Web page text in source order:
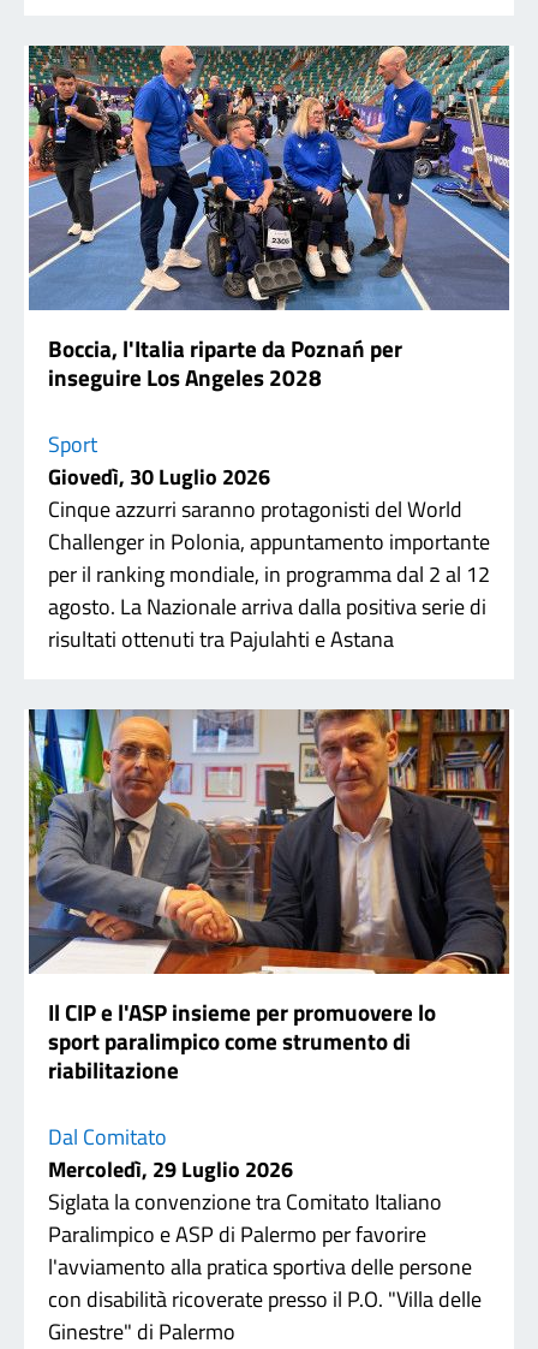
Boccia, l'Italia riparte da Poznań per
inseguire Los Angeles 2028
Sport
Giovedì, 30 Luglio 2026
Cinque azzurri saranno protagonisti del World
Challenger in Polonia, appuntamento importante
per il ranking mondiale, in programma dal 2 al 12
agosto. La Nazionale arriva dalla positiva serie di
risultati ottenuti tra Pajulahti e Astana
Il CIP e l'ASP insieme per promuovere lo
sport paralimpico come strumento di
riabilitazione
Dal Comitato
Mercoledì, 29 Luglio 2026
Siglata la convenzione tra Comitato Italiano
Paralimpico e ASP di Palermo per favorire
l'avviamento alla pratica sportiva delle persone
con disabilità ricoverate presso il P.O. "Villa delle
Ginestre" di Palermo